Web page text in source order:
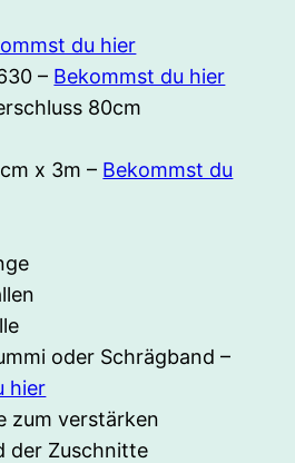
du hier
– Bekommst du hier
80cm
x 3m – Bekommst du
oder Schrägband –
hier
zum verstärken
der Zuschnitte